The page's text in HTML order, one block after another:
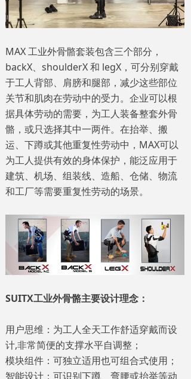
MAX 工业外骨骼套装包含三个部分，
backX、shoulderX 和 legX，可分别穿戴
于工人背部、肩膀和腿部，减少这些部位
关节和肌肉在劳动中的受力。企业可以根
据具体劳动的需要，为工人装备整套外骨
骼，或只选择其中一两件。在抬举、搬
运、下蹲或其他重复性劳动中，MAX可以
为工人提供有效的身体保护，能泛应用于
建筑、机场、组装线、造船、仓储、物流
和工厂等需要重复性劳动的场景。
SUITX工业外骨骼主要设计理念：
用户思维：为工人全天工作舒适穿戴而设
计,非常简便的支撑水平自调整；
模块组件：可独立适用也可组合式使用；
智能设计：可识别下蹲、弯腰或抬举等动